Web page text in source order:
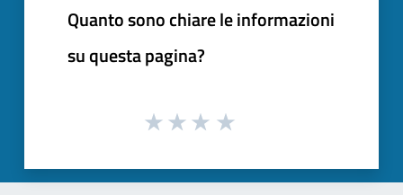
Quanto sono chiare le informazioni
su questa pagina?